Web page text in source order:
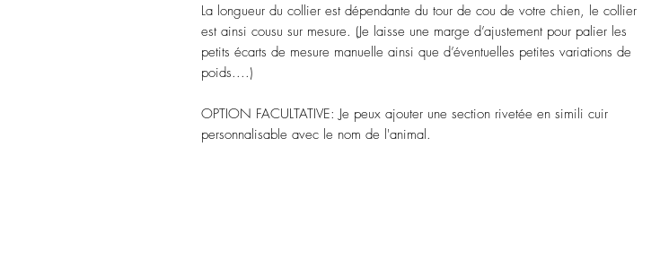
La longueur du collier est dépendante du tour de cou de votre chien, le collier
est ainsi cousu sur mesure. (Je laisse une marge d’ajustement pour palier les
petits écarts de mesure manuelle ainsi que d’éventuelles petites variations de
poids....)
OPTION FACULTATIVE: Je peux ajouter une section rivetée en simili cuir
personnalisable avec le nom de l'animal.